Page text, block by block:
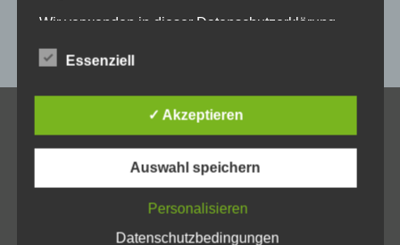
werbeschilder werbung _horizontal
KONTAKT
Allgäuer Holzschilder
Wir verwenden in dieser Datenschutzerklärung
a) personenbezogene Daten
Personenbezogene Daten sind alle Informationen,
die sich auf eine identifizierte oder identifizierbare
Person") beziehen. Als identifizierbar wird eine
indirekt, insbesondere mittels Zuordnung zu einer
Essenziell
✓ Akzeptieren
Auswahl speichern
Personalisieren
Datenschutzbedingungen